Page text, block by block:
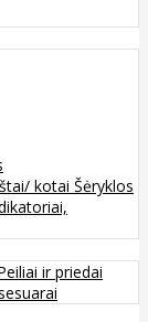
kotai Šėryklos
ir priedai